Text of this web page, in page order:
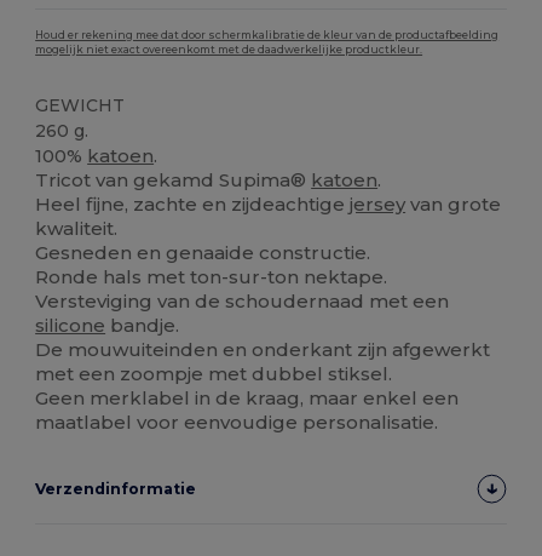
Houd er rekening mee dat door schermkalibratie de kleur van de productafbeelding
mogelijk niet exact overeenkomt met de daadwerkelijke productkleur.
GEWICHT
260 g.
100% katoen.
Tricot van gekamd Supima® katoen.
Heel fijne, zachte en zijdeachtigejersey van grote
kwaliteit.
Gesneden en genaaide constructie.
Ronde hals met ton-sur-ton nektape.
Versteviging van de schoudernaad met een
silicone bandje.
De mouwuiteinden en onderkant zijn afgewerkt
met een zoompje met dubbel stiksel.
Geen merklabel in de kraag, maar enkel een
maatlabel voor eenvoudige personalisatie.
Verzendinformatie